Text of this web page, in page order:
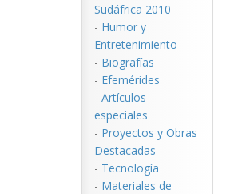
Sudáfrica 2010
- Humor y
Entretenimiento
- Biografías
- Efemérides
- Artículos
especiales
- Proyectos y Obras
Destacadas
- Tecnología
- Materiales de